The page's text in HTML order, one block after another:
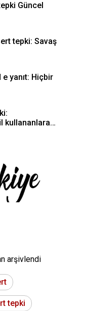
Güncel
tepki: Savaş
yanıt: Hiçbir
kullananlara
arşivlendi
tepki